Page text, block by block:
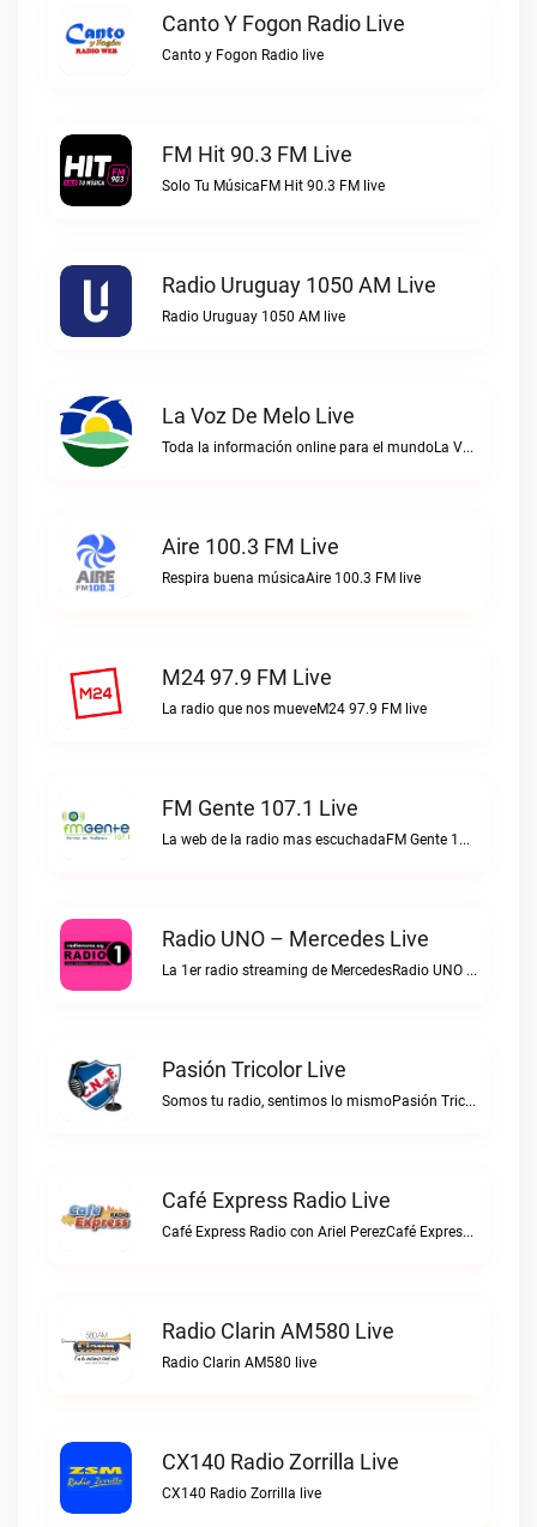
Canto Y Fogon Radio Live
Canto y Fogon Radio live
FM Hit 90.3 FM Live
Solo Tu MúsicaFM Hit 90.3 FM live
Radio Uruguay 1050 AM Live
Radio Uruguay 1050 AM live
La Voz De Melo Live
Toda la información online para el mundoLa Voz de Melo live
Aire 100.3 FM Live
Respira buena músicaAire 100.3 FM live
M24 97.9 FM Live
La radio que nos mueveM24 97.9 FM live
FM Gente 107.1 Live
La web de la radio mas escuchadaFM Gente 107.1 live
Radio UNO – Mercedes Live
La 1er radio streaming de MercedesRadio UNO – Mercedes live
Pasión Tricolor Live
Somos tu radio, sentimos lo mismoPasión Tricolor live
Café Express Radio Live
Café Express Radio con Ariel PerezCafé Express Radio live
Radio Clarin AM580 Live
Radio Clarin AM580 live
CX140 Radio Zorrilla Live
CX140 Radio Zorrilla live